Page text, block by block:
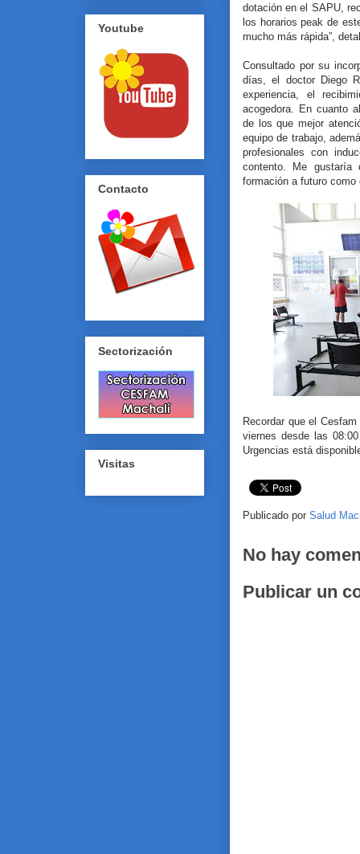
dotación en el SAPU,
los horarios peak de
mucho más rápida”,
Consultado por su
días, el doctor Diego
experiencia, el
acogedora. En cuanto
de los que mejor
equipo de trabajo,
profesionales con
contento. Me gustaría
formación a futuro como
Recordar que el
viernes desde las
Urgencias está
Publicado por Salud
No hay
Publicar un
Youtube
Contacto
Sectorización
Visitas